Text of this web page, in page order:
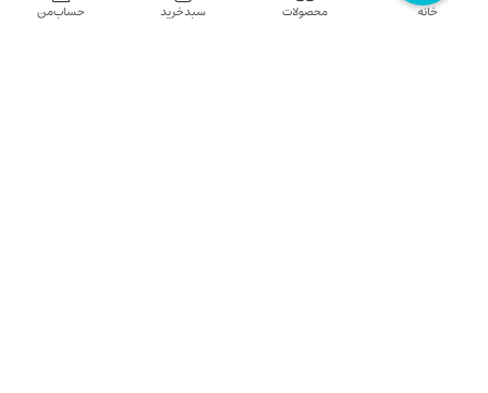
خانه محصولات سبدخرید حساب‌من